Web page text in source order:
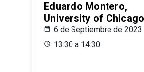
Eduardo Montero,
University of Chicago
6 de Septiembre de 2023
13:30 a 14:30